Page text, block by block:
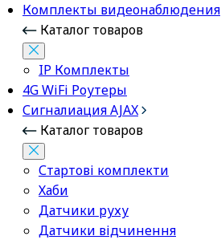
Комплекты видеонаблюдения
Каталог товаров
IP Комплекты
4G WiFi Роутеры
Сигналиация AJAX
Каталог товаров
Стартові комплекти
Хаби
Датчики руху
Датчики відчинення